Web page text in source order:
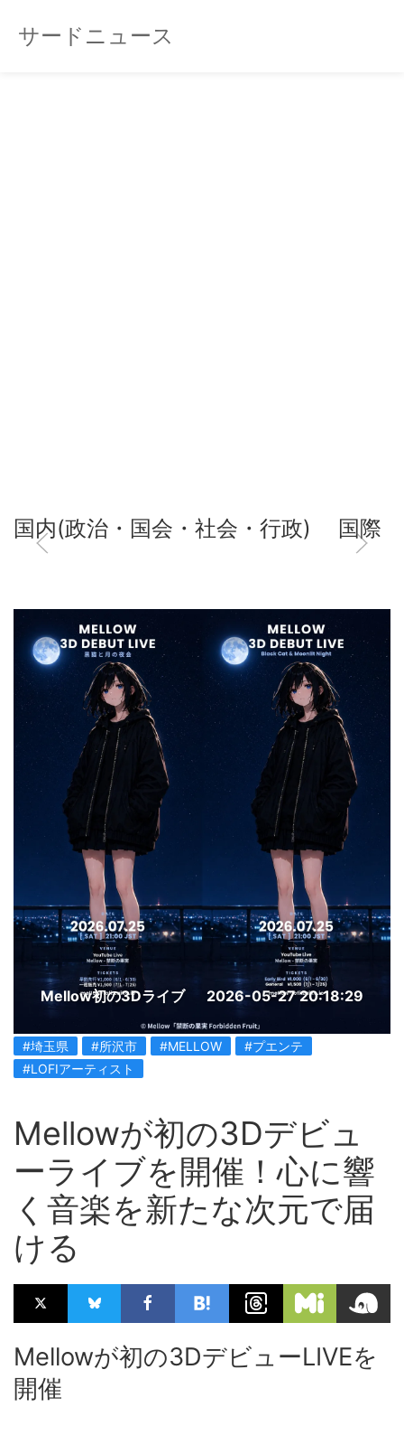
サードニュース
国内(政治・国会・社会・行政) 国際
Mellow初の3Dライブ 2026-05-27 20:18:29
#埼玉県 #所沢市 #MELLOW
#プエンテ
#LOFIアーティスト
Mellowが初の3Dデビュ
ーライブを開催！心に響
く音楽を新たな次元で届
ける
Mellowが初の3DデビューLIVEを
開催